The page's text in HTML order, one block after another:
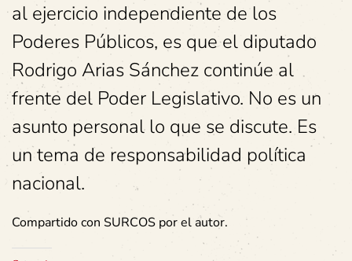
al ejercicio independiente de los
Poderes Públicos, es que el diputado
Rodrigo Arias Sánchez continúe al
frente del Poder Legislativo. No es un
asunto personal lo que se discute. Es
un tema de responsabilidad política
nacional.
Compartido con SURCOS por el autor.